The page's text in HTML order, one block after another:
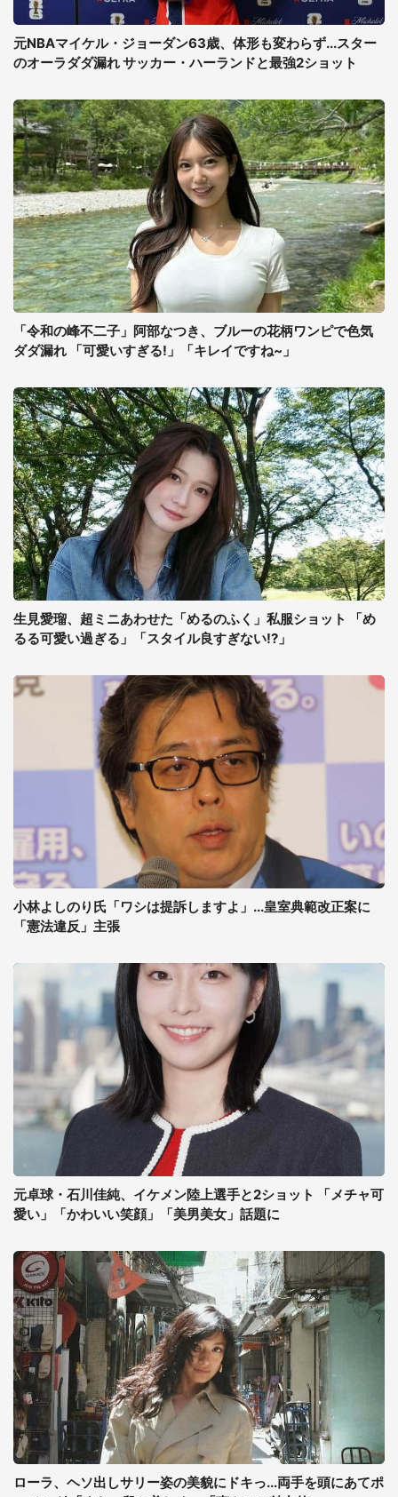
元NBAマイケル・ジョーダン63歳、体形も変わらず...スター
のオーラダダ漏れ サッカー・ハーランドと最強2ショット
「令和の峰不二子」阿部なつき、ブルーの花柄ワンピで色気
ダダ漏れ 「可愛いすぎる!」「キレイですね~」
生見愛瑠、超ミニあわせた「めるのふく」私服ショット 「め
るる可愛い過ぎる」「スタイル良すぎない!?」
小林よしのり氏「ワシは提訴しますよ」...皇室典範改正案に
「憲法違反」主張
元卓球・石川佳純、イケメン陸上選手と2ショット 「メチャ可
愛い」「かわいい笑顔」「美男美女」話題に
ローラ、ヘソ出しサリー姿の美貌にドキっ...両手を頭にあてポ